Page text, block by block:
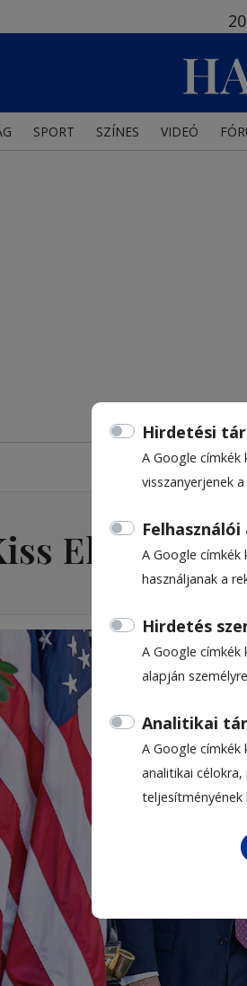
Hirdetési
A Google
visszanyerjenek
A Google
használjanak a
Hirdetés
A Google címkék
alapján
Analitikai
A Google
analitikai
teljesítményének
SPORT SZÍNES VIDEÓ
Előd-